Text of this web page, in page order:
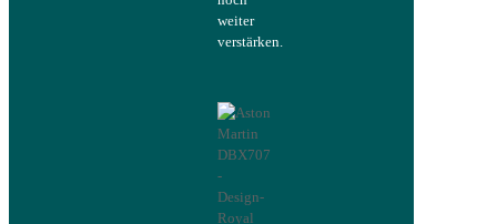
weiter
verstärken.